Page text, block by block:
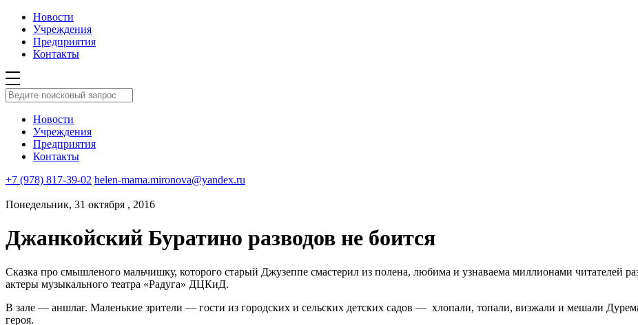
Новости
Учреждения
Предприятия
Контакты
Новости
Учреждения
Предприятия
Контакты
+7 (978) 817-39-02 helen-mama.mironova@yandex.ru
Понедельник, 31 октября , 2016
Джанкойский Буратино разводов не боится
Сказка про смышленого мальчишку, которого старый Джузеппе смастерил из полена, любима и узнаваема миллионами читателей
актеры музыкального театра «Радуга» ДЦКиД.
В зале — аншлаг. Маленькие зрители — гости из городских и сельских детских садов — хлопали, топали, визжали и мешали
героя.